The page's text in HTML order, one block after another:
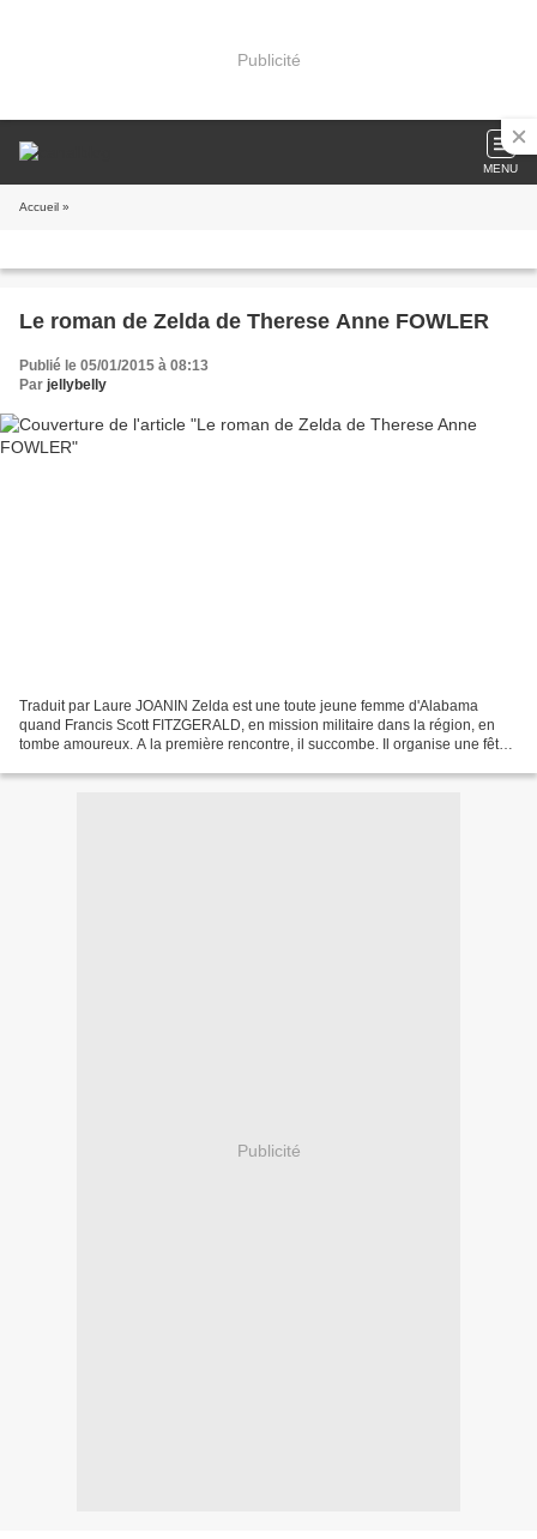
Publicité
MENU
Accueil »
Le roman de Zelda de Therese Anne FOWLER
Publié le 05/01/2015 à 08:13
Par jellybelly
Traduit par Laure JOANIN Zelda est une toute jeune femme d'Alabama
quand Francis Scott FITZGERALD, en mission militaire dans la région, en
tombe amoureux. A la première rencontre, il succombe. Il organise une fête
Publicité